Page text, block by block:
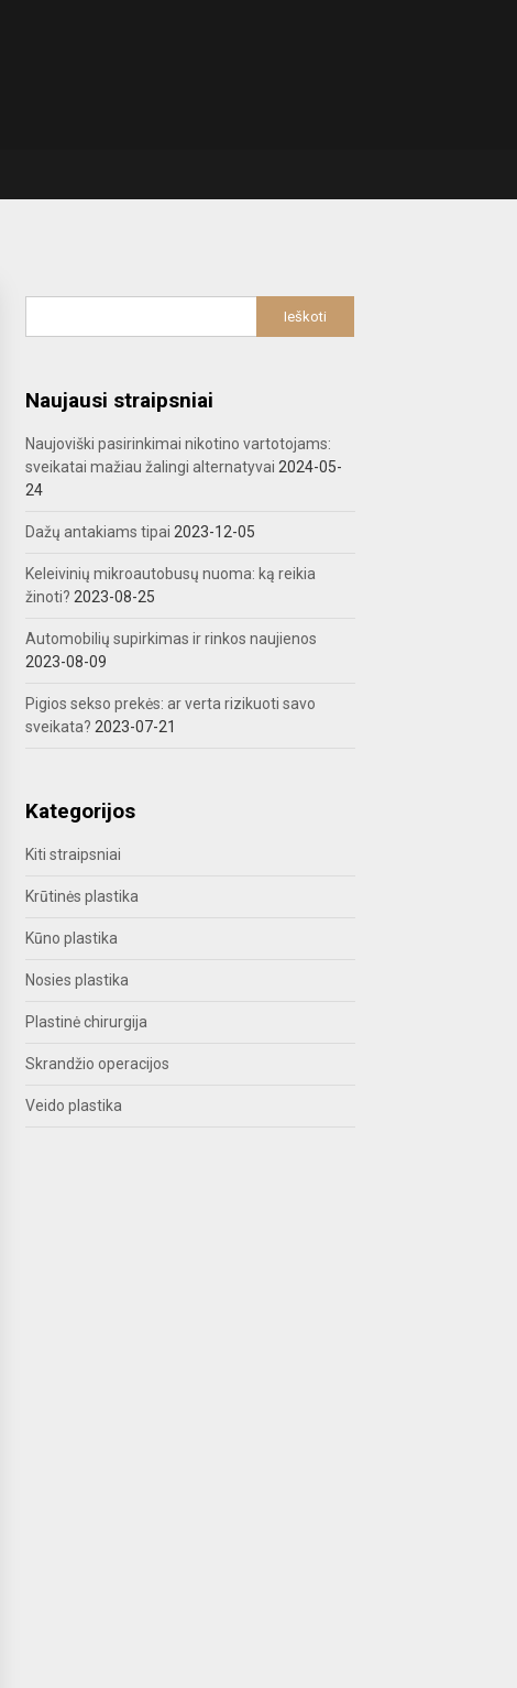
Naujausi straipsniai
Naujoviški pasirinkimai nikotino vartotojams:
sveikatai mažiau žalingi alternatyvai 2024-05-
24
Dažų antakiams tipai 2023-12-05
Keleivinių mikroautobusų nuoma: ką reikia
žinoti? 2023-08-25
Automobilių supirkimas ir rinkos naujienos
2023-08-09
Pigios sekso prekės: ar verta rizikuoti savo
sveikata? 2023-07-21
Kategorijos
Kiti straipsniai
Krūtinės plastika
Kūno plastika
Nosies plastika
Plastinė chirurgija
Skrandžio operacijos
Veido plastika